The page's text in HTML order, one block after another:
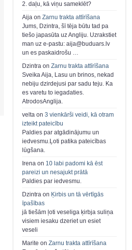
2. daļu, kā viņu sameklēt?
Aija on Zarnu trakta attīrīšana
Jums, Dzintra, šī tēja būtu tad pa
tiešo japasūta uz Angliju. Uzrakstiet
man uz e-pastu: aija@buduars.lv
un es paskaidrošu …
Dzintra on Zarnu trakta attīrīšana
Sveika Aija, Lasu un brinos, nekad
nebiju dzirdejusi par sadu teju. Ka
es varetu to iegadaties.
AtrodosAnglija.
velta on 3 vienkārši veidi, kā otram
izteikt pateicību
Paldies par atgādinājumu un
iedvesmu.Ļoti patika pateicības
lūgšana.
Irena on 10 labi padomi kā ēst
pareizi un nesajukt prātā
Paldies par iedvesmu.
Dzintra on Ķirbis un tā vērtīgās
īpašības
jā tiešām ļoti veseliga ķirbja suliņa
visiem iesaku dzeriet un esiet
veseli
Marite on Zarnu trakta attīrīšana